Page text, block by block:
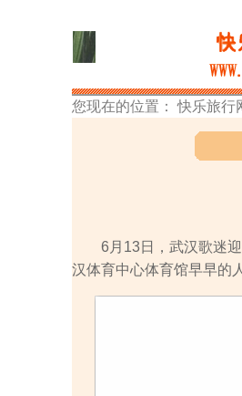
您现在的位置：快乐旅行
6月13日，武汉歌迷迎
汉体育中心体育馆早早的